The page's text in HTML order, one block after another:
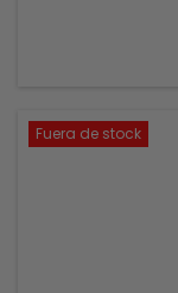
los signos del
y altamente
Fuera de stock